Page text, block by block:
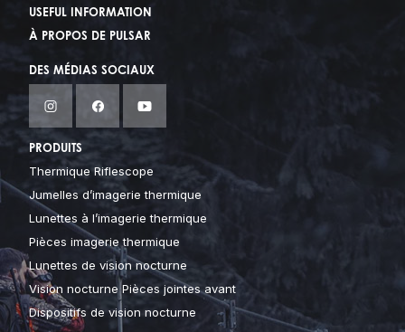
USEFUL INFORMATION
À PROPOS DE PULSAR
DES MÉDIAS SOCIAUX
PRODUITS
Thermique Riflescope
Jumelles d’imagerie thermique
Lunettes à l’imagerie thermique
Pièces imagerie thermique
Lunettes de vision nocturne
Vision nocturne Pièces jointes avant
Dispositifs de vision nocturne